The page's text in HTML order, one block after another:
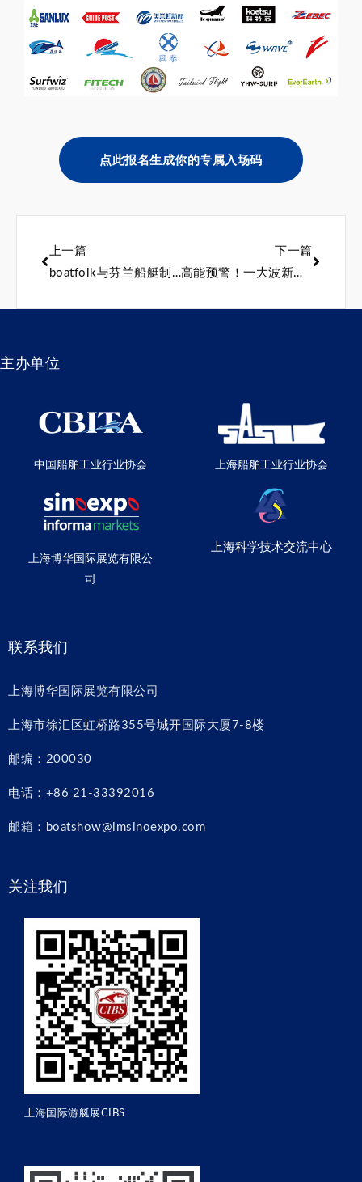
点此报名生成你的专属入场码
上一篇
boatfolk与芬兰船艇制造品牌Quarken建立新的合作关系
下一篇
高能预警！一大波新品来袭！
主办单位
中国船舶工业行业协会
上海博华国际展览有限公
司
上海船舶工业行业协会
上海科学技术交流中心
联系我们
上海博华国际展览有限公司
上海市徐汇区虹桥路355号城开国际大厦7-8楼
邮编：200030
电话：+86 21-33392016
邮箱：boatshow@imsinoexpo.com
关注我们
上海国际游艇展CIBS